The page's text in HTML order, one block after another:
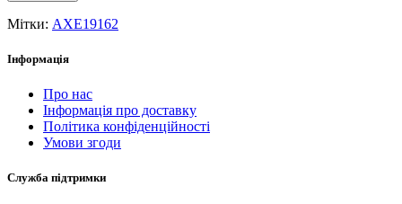
Мітки: AXE19162
Інформація
Про нас
Інформація про доставку
Політика конфіденційності
Умови згоди
Служба підтримки